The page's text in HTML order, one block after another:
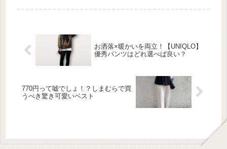
テルマネジメント㈱運営部兼広報部の
前花さんにお話を伺いました。博多ら
お洒落×暖かいを両立！【UNIQLO】
優秀パンツはどれ選べば良い？
770円って嘘でしょ！？しまむらで買
うべき驚き可愛いベスト